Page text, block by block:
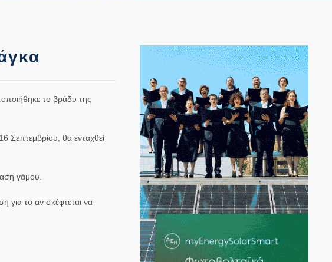
το βράδυ της
Σεπτεμβρίου, θα ενταχθεί
γάμου.
για το αν σκέφτεται να